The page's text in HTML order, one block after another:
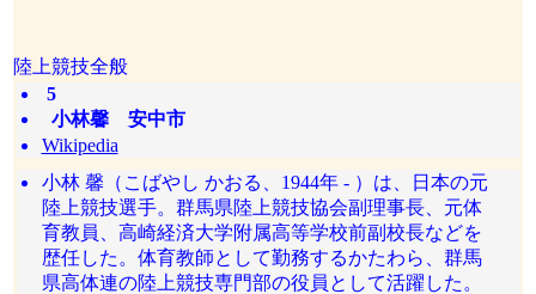
陸上競技全般
5
小林馨 安中市
Wikipedia
小林 馨（こばやし かおる、1944年 - ）は、日本の元
陸上競技選手。群馬県陸上競技協会副理事長、元体
育教員、高崎経済大学附属高等学校前副校長などを
歴任した。体育教師として勤務するかたわら、群馬
県高体連の陸上競技専門部の役員として活躍した。